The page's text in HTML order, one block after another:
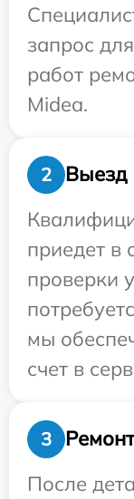
запрос
работ
Midea.
2
Выезд
приедет в
проверки
мы
счет в
3
После